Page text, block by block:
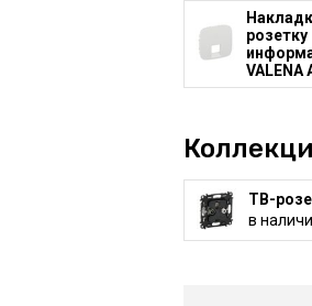
розетку
VALENA
ТВ-
в